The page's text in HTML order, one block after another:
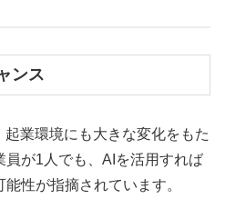
ンス
業環境にも大きな変化をもた
員が1人でも、AIを活用すれば
性が指摘されています。